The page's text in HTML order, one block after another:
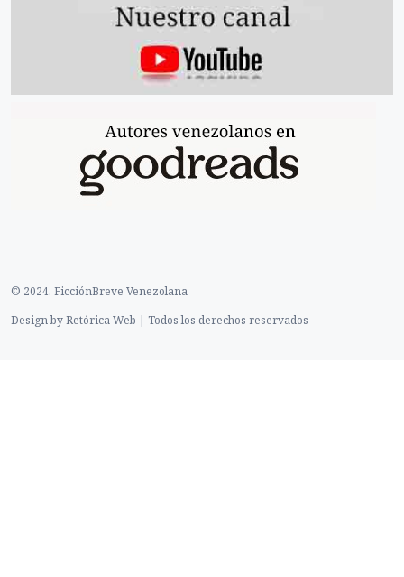
© 2024. FicciónBreve Venezolana
Design by Retórica Web | Todos los derechos reservados